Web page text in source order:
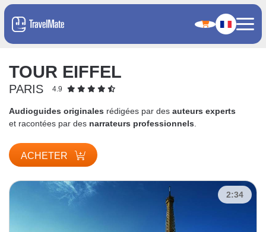
TOUR EIFFEL
PARIS 4.9
Audioguides originales rédigées par des auteurs experts
et racontées par des narrateurs professionnels
ACHETER
2:34